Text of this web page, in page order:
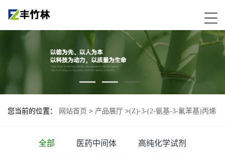
您当前的位置： 网站首页 > 产品展厅 >(Z)-3-(2-氨基-3-氟苯基)丙烯
全部 医药中间体 高纯化学试剂